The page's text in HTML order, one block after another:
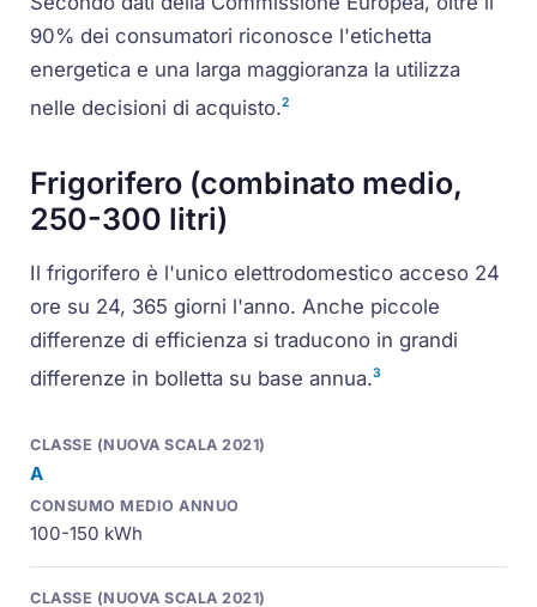
90% dei consumatori riconosce l'etichetta
energetica e una larga maggioranza la utilizza
nelle decisioni di acquisto.2
Frigorifero (combinato medio,
250-300 litri)
Il frigorifero è l'unico elettrodomestico acceso 24
ore su 24, 365 giorni l'anno. Anche piccole
differenze di efficienza si traducono in grandi
differenze in bolletta su base annua.3
A
100-150 kWh